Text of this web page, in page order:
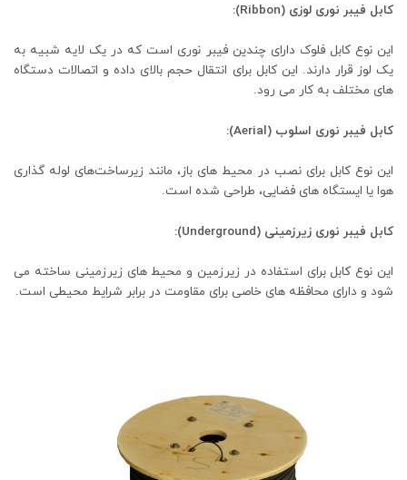
کابل فیبر نوری لوزی (Ribbon):
این نوع کابل فلوک دارای چندین فیبر نوری است که در یک لایه شبیه به
یک لوز قرار دارند. این کابل برای انتقال حجم بالای داده و اتصالات دستگاه
‌های مختلف به کار می‌ رود.
کابل فیبر نوری اسلوب (Aerial):
این نوع کابل برای نصب در محیط‌ های باز، مانند زیرساخت‌های لوله ‌گذاری
هوا یا ایستگاه ‌های فضایی، طراحی شده است.
کابل فیبر نوری زیرزمینی (Underground):
این نوع کابل برای استفاده در زیرزمین و محیط‌ های زیرزمینی ساخته می
‌شود و دارای محافظه‌ های خاصی برای مقاومت در برابر شرایط محیطی است.